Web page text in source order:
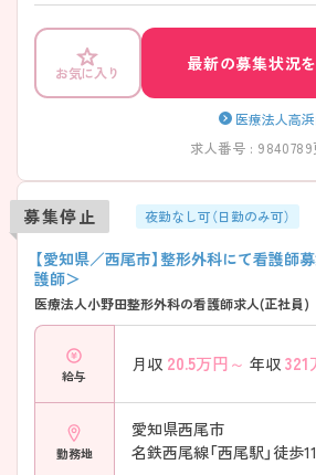
ポイントをお伝えしますのでお気軽にお問い合
お気に入り
最新の募集状況
医療法人高
求人番号 : 9840789
募集停止 夜勤なし可（日勤のみ可）
【愛知県／西尾市】整形外科にて看護師
護師＞
医療法人小野田整形外科の看護師求人(正社員)
給与
月収 20.5万円～ 年収 321
勤務地
愛知県西尾市
名鉄西尾線「西尾駅」徒歩